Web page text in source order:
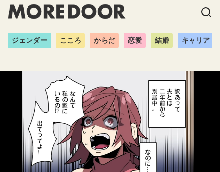
ジェンダー こころ からだ 恋愛 結婚 キャリア